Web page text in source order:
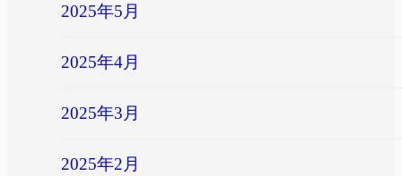
2025年5月
2025年4月
2025年3月
2025年2月